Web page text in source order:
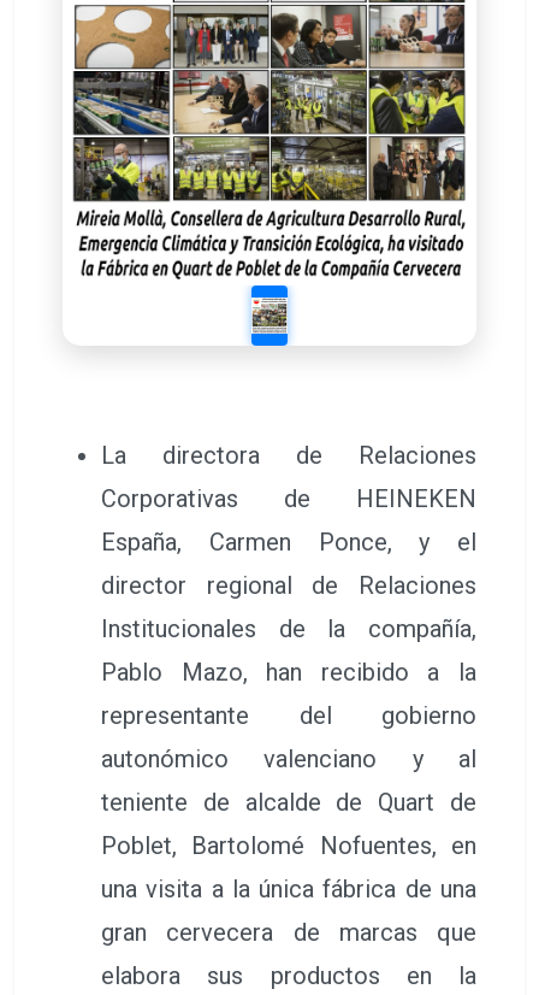
La directora de Relaciones
Corporativas de HEINEKEN
España, Carmen Ponce, y el
director regional de Relaciones
Institucionales de la compañía,
Pablo Mazo, han recibido a la
representante del gobierno
autonómico valenciano y al
teniente de alcalde de Quart de
Poblet, Bartolomé Nofuentes, en
una visita a la única fábrica de una
gran cervecera de marcas que
elabora sus productos en la